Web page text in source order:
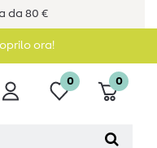
da 80 €
ora!
0 0